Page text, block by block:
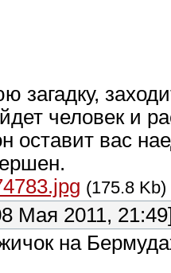
загадку,
человек и
оставит вас
(175.8 Kb)
Мая 2011,
на